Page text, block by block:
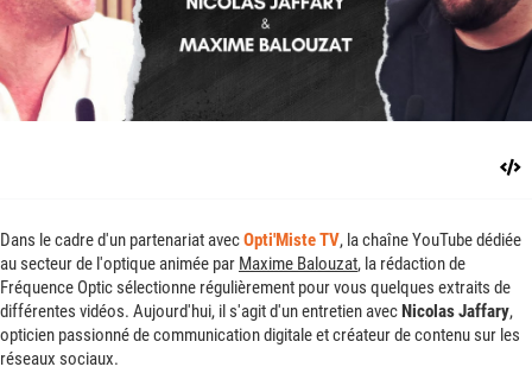
Video
Dans le cadre d'un partenariat avecOpti'Miste TV, la chaîne YouTube dédiée
au secteur de l'optique animée par Maxime Balouzat, la rédaction de
Fréquence Optic sélectionne régulièrement pour vous quelques extraits de
différentes vidéos. Aujourd'hui, il s'agit d'un entretien avecNicolas Jaffary,
opticien passionné de communication digitale et créateur de contenu sur les
réseaux sociaux.